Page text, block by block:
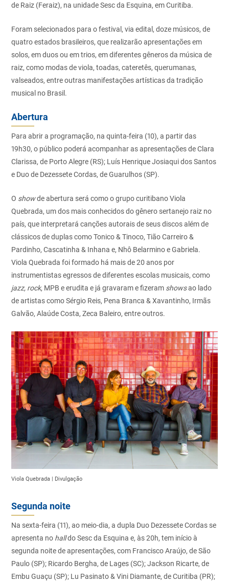
de Raiz (Feraiz), na unidade Sesc da Esquina, em Curitiba.
Foram selecionados para o festival, via edital, doze músicos, de
quatro estados brasileiros, que realizarão apresentações em
solos, em duos ou em trios, em diferentes gêneros da música de
raiz, como modas de viola, toadas, cateretês, querumanas,
valseados, entre outras manifestações artísticas da tradição
musical no Brasil.
Abertura
Para abrir a programação, na quinta-feira (10), a partir das
19h30, o público poderá acompanhar as apresentações de Clara
Clarissa, de Porto Alegre (RS); Luís Henrique Josiaqui dos Santos
e Duo de Dezessete Cordas, de Guarulhos (SP).
O showde abertura será como o grupo curitibano Viola
Quebrada, um dos mais conhecidos do gênero sertanejo raiz no
país, que interpretará canções autorais de seus discos além de
clássicos de duplas como Tonico & Tinoco, Tião Carreiro &
Pardinho, Cascatinha & Inhana e, Nhô Belarmino e Gabriela.
Viola Quebrada foi formado há mais de 20 anos por
instrumentistas egressos de diferentes escolas musicais, como
jazz, rock, MPB e erudita e já gravaram e fizeram showsao lado
de artistas como Sérgio Reis, Pena Branca & Xavantinho, Irmãs
Galvão, Alaúde Costa, Zeca Baleiro, entre outros.
Viola Quebrada | Divulgação
Segunda noite
Na sexta-feira (11), ao meio-dia, a dupla Duo Dezessete Cordas se
apresenta no halldo Sesc da Esquina e, às 20h, tem início à
segunda noite de apresentações, com Francisco Araújo, de São
Paulo (SP); Ricardo Bergha, de Lages (SC); Jackson Ricarte, de
Embu Guaçu (SP); Lu Pasinato & Vini Diamante, de Curitiba (PR);